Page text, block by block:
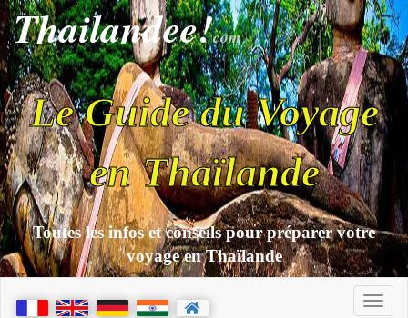
Thailandee!com
Le Guide du Voyage
en Thaïlande
Toutes les infos et conseils pour préparer votre
voyage en Thaïlande